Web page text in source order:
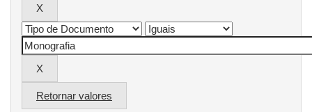
Retornar valores